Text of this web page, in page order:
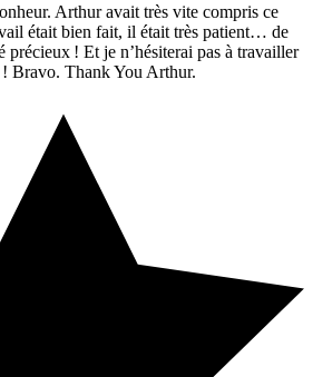
Arthur avait très vite compris ce
était bien fait, il était très patient… de
précieux ! Et je n’hésiterai pas à travailler
Bravo. Thank You Arthur.